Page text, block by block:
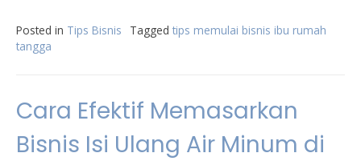
Posted in Tips Bisnis Tagged tips memulai bisnis ibu rumah
tangga
Cara Efektif Memasarkan
Bisnis Isi Ulang Air Minum di